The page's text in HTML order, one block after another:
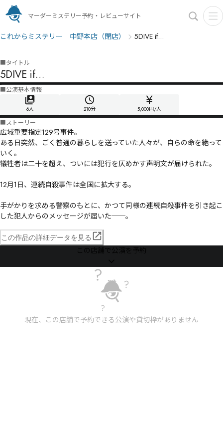
マーダーミステリー予約・レビューサイト
これからミステリー 中野本店（閉店） 5DIVE if…
■タイトル
5DIVE if…
■公演基本情報
6人 210分 5,000円/人
■ストーリー
広域重要指定129号事件。
ある日突然、ごく普通の暮らしを送っていた人々が、自らの命を絶って
いく。
犠牲者は二十を超え、ついには犯行を仄めかす声明文が届けられた。
12月1日、連続自殺事件は全国に拡大する。
手がかりを求める警察のもとに、かつて同様の連続自殺事件を引き起こ
した犯人からのメッセージが届いた──。
この作品の詳細データを見る
この店舗で公演を予約
現在、この店舗で予約できる公演や貸切枠がありません